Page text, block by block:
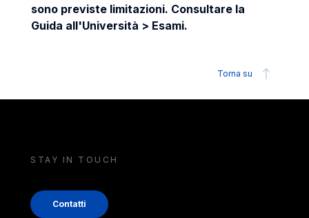
sono previste limitazioni. Consultare la
Guida all'Università > Esami.
Torna su
STAY IN TOUCH
Contatti